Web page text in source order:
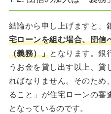
結論から申し上げますと、
宅ローンを組む場合、団信
（義務）」となります。銀
うお金を貸し出す以上、
ればなりません。そのため
ること」が住宅ローンの
となっているのです。